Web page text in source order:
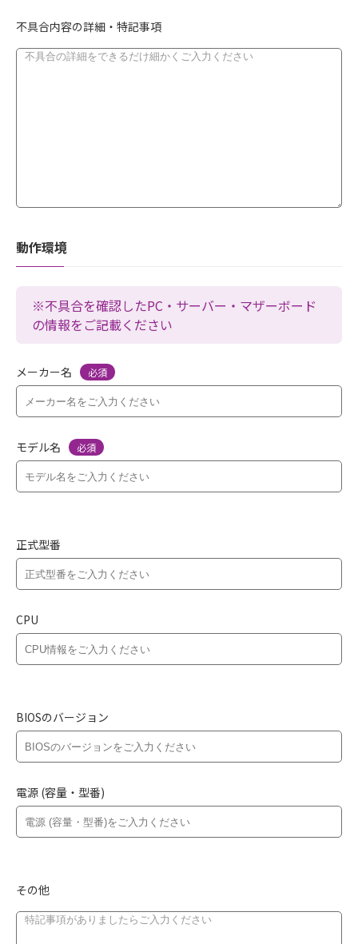
不具合内容の詳細・特記事項
動作環境
※不具合を確認したPC・サーバー・マザーボード
の情報をご記載ください
メーカー名 必須
モデル名 必須
正式型番
CPU
BIOSのバージョン
電源 (容量・型番)
その他